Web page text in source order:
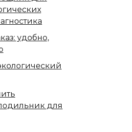
удобно,
для